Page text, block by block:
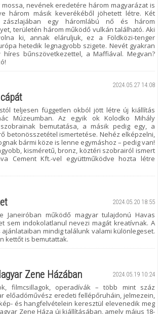
nevének eredetére három magyarázat is
három másik keverékéből jöhetett létre. Két
zászlajában egy háromlábú nő és három
területén három működő vulkán található. Aki
ki, annak eláruljuk, ez a Földközi-tenger
hetedik legnagyobb szigete. Nevét gyakran
híres bűnszövetkezettel, a Maffiával. Megvan?
2024.05.27 14:08
teljesen független okból jött létre új kiállítás
Múzeumban. Az egyik ok Kolodko Mihály
bemutatása, a másik pedig egy, a
betonösszetétel ismertetése. Nehéz elképzelni,
bármi köze is lenne egymáshoz – pedig van!
kisméretű, bronz, köztéri szobrairól ismert
Cement Kft.-vel együttműködve hozta létre
2024.05.20 18:55
Janeiróban működő magyar tulajdonú Havas
sem indokolatlanul nevezi magát kreatívnak. A
ajánlataiban mindig találunk valami különlegeset.
kettőt is bemutattak.
2024.05.19 10:24
Zene Házában
filmcsillagok, operadívák – több mint száz
előadóművész eredeti fellépőruháin, jelmezein,
és hangfelvételein keresztül elevenedik meg
Zene Háza új kiállításában, amely május 18-